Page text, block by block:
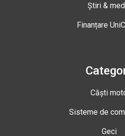
Știri &
Finanțare
Căști
Sisteme de
Geci